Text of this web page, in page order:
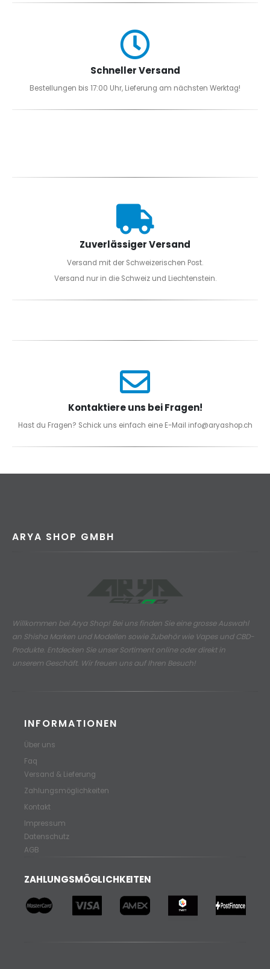
Schneller Versand
Bestellungen bis 17:00 Uhr, Lieferung am nächsten Werktag!
Zuverlässiger Versand
Versand mit der Schweizerischen Post.
Versand nur in die Schweiz und Liechtenstein.
Kontaktiere uns bei Fragen!
Hast du Fragen? Schick uns einfach eine E-Mail info@aryashop.ch
ARYA SHOP GMBH
Willkommen bei Arya Shop! Bei uns finden Sie eine grosse Auswahl
an Shisha Marken und Modellen sowie Zubehör wie Vapes und CBD-
Produkte. Entdecken Sie unser Sortiment online oder direkt in
unserem Geschäft. Wir freuen uns auf Ihren Besuch!
INFORMATIONEN
Über uns
Faq
Versand & Lieferung
Zahlungsmöglichkeiten
Kontakt
Impressum
Datenschutz
AGB
ZAHLUNGSMÖGLICHKEITEN